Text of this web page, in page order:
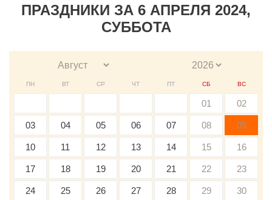
ПРАЗДНИКИ ЗА 6 АПРЕЛЯ 2024,
СУББОТА
ПН ВТ СР ЧТ ПТ СБ ВС
01 02
03 04 05 06 07 08 09
10 11 12 13 14 15 16
17 18 19 20 21 22 23
24 25 26 27 28 29 30